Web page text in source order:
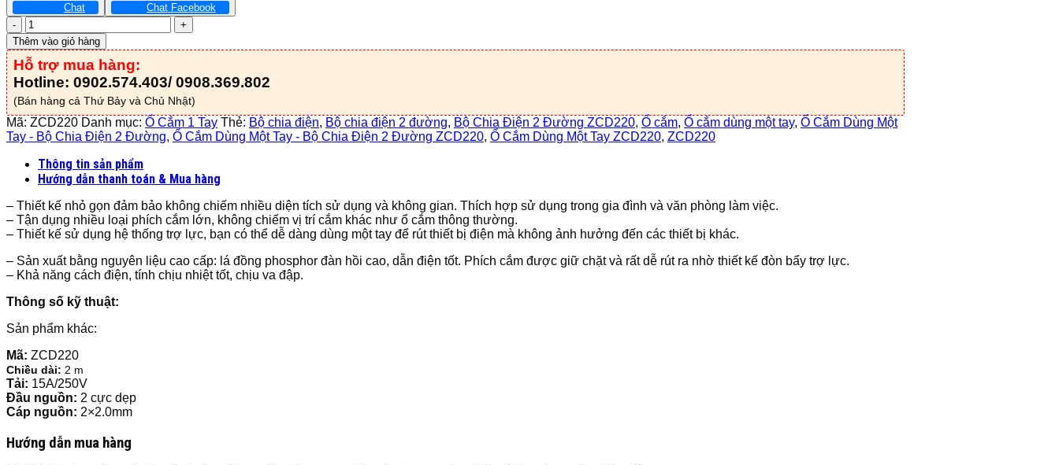
Chat Chat Facebook
Ổ
Cắm
Dùng
Một
Tay
Bộ
Chia
Điện
Đường
-
số
lượng
Thêm vào giỏ hàng
Hỗ trợ mua hàng:
Hotline: 0902.574.403/ 0908.369.802
(Bán hàng cả Thứ Bảy và Chủ Nhật)
Mã: ZCD220 Danh mục: Ổ Cắm 1 Tay Thẻ: Bộ chia điện, Bộ chia điện 2 đường, Bộ Chia Điện 2 Đường ZCD220, Ổ cắm, Ổ cắm dùng một tay, Ổ Cắm Dùng Một
Tay - Bộ Chia Điện 2 Đường, Ổ Cắm Dùng Một Tay - Bộ Chia Điện 2 Đường ZCD220, Ổ Cắm Dùng Một Tay ZCD220, ZCD220
Thông tin sản phẩm
Hướng dẫn thanh toán & Mua hàng
– Thiết kế nhỏ gọn đảm bảo không chiếm nhiều diện tích sử dụng và không gian. Thích hợp sử dụng trong gia đình và văn phòng làm việc.
– Tận dụng nhiều loại phích cắm lớn, không chiếm vị trí cắm khác như ổ cắm thông thường.
– Thiết kế sử dụng hệ thống trợ lực, bạn có thể dễ dàng dùng một tay để rút thiết bị điện mà không ảnh hưởng đến các thiết bị khác.
– Sản xuất bằng nguyên liệu cao cấp: lá đồng phosphor đàn hồi cao, dẫn điện tốt. Phích cắm được giữ chặt và rất dễ rút ra nhờ thiết kế đòn bẩy trợ lực.
– Khả năng cách điện, tính chịu nhiệt tốt, chịu va đập.
Thông số kỹ thuật:
Sản phẩm khác:
Mã: ZCD220
Chiều dài: 2 m
Tải: 15A/250V
Đầu nguồn: 2 cực dẹp
Cáp nguồn: 2×2.0mm
Hướng dẫn mua hàng